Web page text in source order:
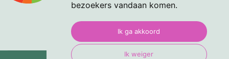
bezoekers vandaan komen.
Ik ga akkoord
Ik weiger